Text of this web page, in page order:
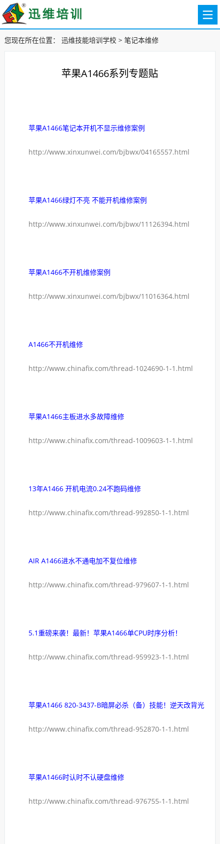
您现在所在位置： 迅维技能培训学校> 笔记本维修
苹果A1466系列专题贴
苹果A1466笔记本开机不显示维修案例
http://www.xinxunwei.com/bjbwx/04165557.html
苹果A1466绿灯不亮 不能开机维修案例
http://www.xinxunwei.com/bjbwx/11126394.html
苹果A1466不开机维修案例
http://www.xinxunwei.com/bjbwx/11016364.html
A1466不开机维修
http://www.chinafix.com/thread-1024690-1-1.html
苹果A1466主板进水多故障维修
http://www.chinafix.com/thread-1009603-1-1.html
13年A1466 开机电流0.24不跑码维修
http://www.chinafix.com/thread-992850-1-1.html
AIR A1466进水不通电加不复位维修
http://www.chinafix.com/thread-979607-1-1.html
5.1重磅来袭！最新！苹果A1466单CPU时序分析！
http://www.chinafix.com/thread-959923-1-1.html
苹果A1466 820-3437-B暗屏必杀（备）技能！逆天改背光
http://www.chinafix.com/thread-952870-1-1.html
苹果A1466时认时不认硬盘维修
http://www.chinafix.com/thread-976755-1-1.html